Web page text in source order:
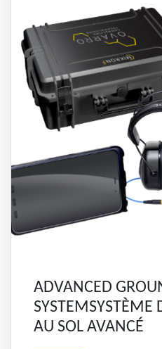
ADVANCED
SYSTEMSYSTÈME
AU SOL AVANCÉ